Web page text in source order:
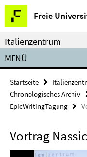
Springe
direkt
zu
Inhalt
Freie
Service-
Navigation
Italienzentrum
MENÜ
Startseite
Chronologisches Archiv
EpicWritingTagung
Vortrag